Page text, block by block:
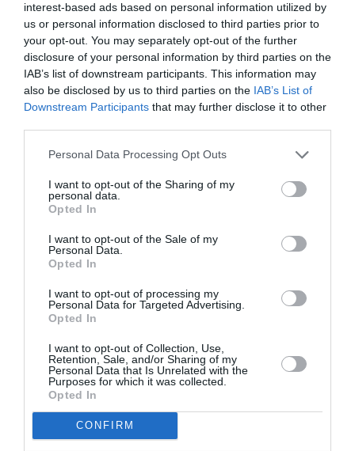
interest-based ads based on personal information utilized by
us or personal information disclosed to third parties prior to
your opt-out. You may separately opt-out of the further
disclosure of your personal information by third parties on the
IAB’s list of downstream participants. This information may
also be disclosed by us to third parties on the IAB’s List of
Downstream Participants that may further disclose it to other
Personal Data Processing Opt Outs
I want to opt-out of the Sharing of my
personal data.
Opted In
I want to opt-out of the Sale of my
Personal Data.
Opted In
I want to opt-out of processing my
Personal Data for Targeted Advertising.
Opted In
I want to opt-out of Collection, Use,
Retention, Sale, and/or Sharing of my
Personal Data that Is Unrelated with the
Purposes for which it was collected.
Opted In
CONFIRM
Η μακρά λίστα με
τις υποψηφιότητες
για το Βραβείο
Booker 2026
Έκθεση Βιβλίου
2026 στο Ναύπλιο
«Παρεμποδίζοντας
Ιουλιανά 1965»:
Παρουσίαση του
βιβλίου στο
Μεταξουργείο
Σκοτάδι:
Παρουσίαση του
Δημοφιλή Άρθρα